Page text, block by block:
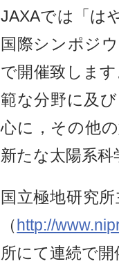
JAXAでは「は
国際シンポジ
で開催致しま
範な分野に及
心に，その他
新たな太陽系
国立極地研究
（ http://
所にて連続で